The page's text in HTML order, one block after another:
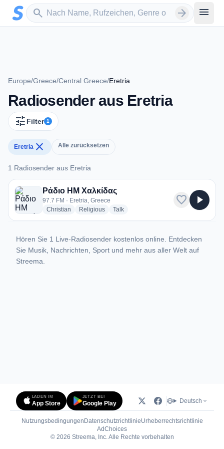
Zum Hauptinhalt springen
search
Sender suchen arrow_forward menu
Europe/Greece/Central Greece/Eretria
Radiosender aus Eretria
tune Filter 1
Eretria close Alle zurücksetzen
1 Radiosender aus Eretria
1 Radiosender aus Eretria
Ράδιο ΗΜ Χαλκίδας
97.7 FM · Eretria, Greece
Christian radio stations
Religiousradio stations
Talkradio stations
favorite play_arrow
Hören Sie 1 Live-Radiosender kostenlos online. Entdecken
Sie Musik, Nachrichten, Sport und mehr aus aller Welt auf
Streema.
LADEN IM
App Store
JETZT BEI
Google Play Deutsch
Nutzungsbedingungen DatenschutzrichtlinieUrheberrechtsrichtlinie
AdChoices(öffnet in neuem Tab)
© 2026 Streema, Inc. Alle Rechte vorbehalten